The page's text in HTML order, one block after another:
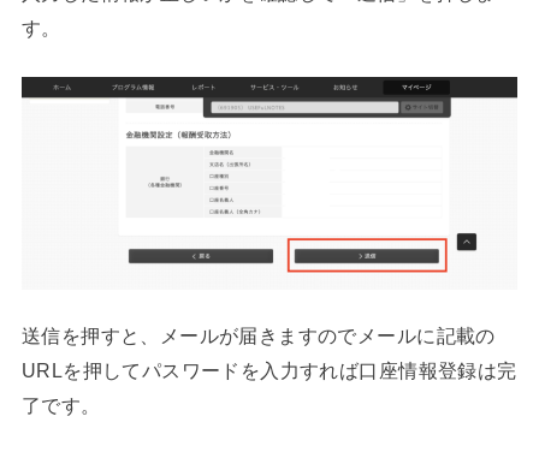
す。
送信を押すと、メールが届きますのでメールに記載の
URLを押してパスワードを入力すれば口座情報登録は完
了です。